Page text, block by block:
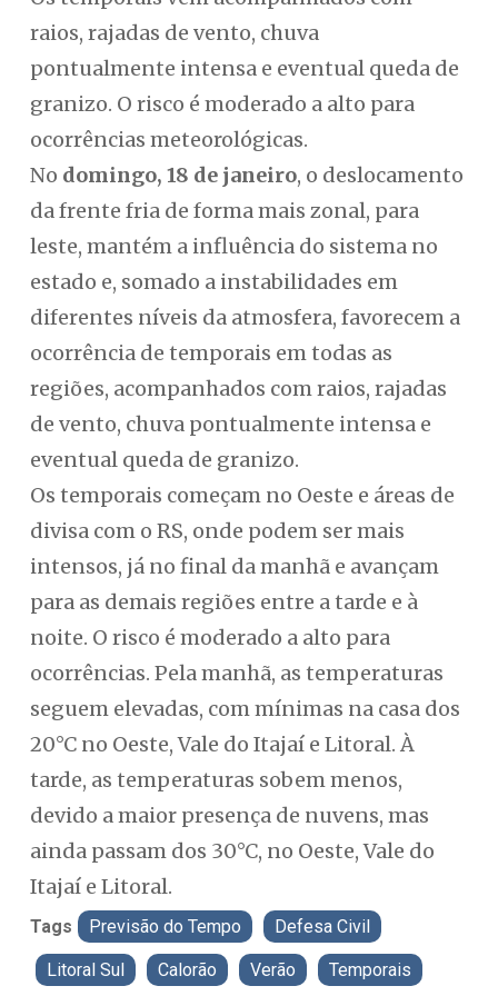
raios, rajadas de vento, chuva
pontualmente intensa e eventual queda de
granizo. O risco é moderado a alto para
ocorrências meteorológicas.
No domingo, 18 de janeiro, o deslocamento
da frente fria de forma mais zonal, para
leste, mantém a influência do sistema no
estado e, somado a instabilidades em
diferentes níveis da atmosfera, favorecem a
ocorrência de temporais em todas as
regiões, acompanhados com raios, rajadas
de vento, chuva pontualmente intensa e
eventual queda de granizo.
Os temporais começam no Oeste e áreas de
divisa com o RS, onde podem ser mais
intensos, já no final da manhã e avançam
para as demais regiões entre a tarde e à
noite. O risco é moderado a alto para
ocorrências. Pela manhã, as temperaturas
seguem elevadas, com mínimas na casa dos
20°C no Oeste, Vale do Itajaí e Litoral. À
tarde, as temperaturas sobem menos,
devido a maior presença de nuvens, mas
ainda passam dos 30°C, no Oeste, Vale do
Itajaí e Litoral.
Tags Previsão do Tempo Defesa Civil
Litoral Sul Calorão Verão Temporais